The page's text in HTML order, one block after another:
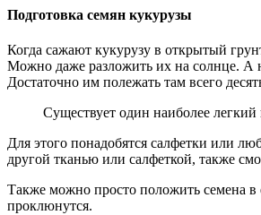
Подготовка семян кукурузы
Когда сажают кукурузу в открытый
Можно даже разложить их на солнце. А
Достаточно им полежать там всего
Существует один наиболее
Для этого понадобятся салфетки или
другой тканью или салфеткой, также
Также можно просто положить семена в
проклюнутся.